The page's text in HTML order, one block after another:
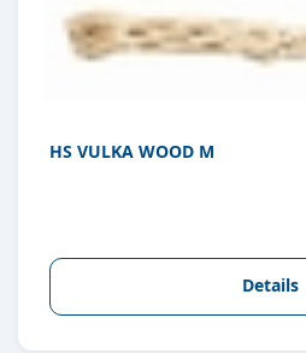
HS VULKA WOOD M
Details